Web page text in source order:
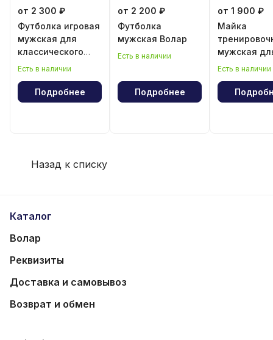
от 2 300 ₽
Футболка игровая
мужская для
классического
волейбола
Есть в наличии
Подробнее
от 2 200 ₽
Футболка
мужская Волар
Есть в наличии
Подробнее
от 1 900 ₽
Майка
мужская
Есть в наличии
Назад к списку
Каталог
Волар
Реквизиты
Доставка и самовывоз
Возврат и обмен